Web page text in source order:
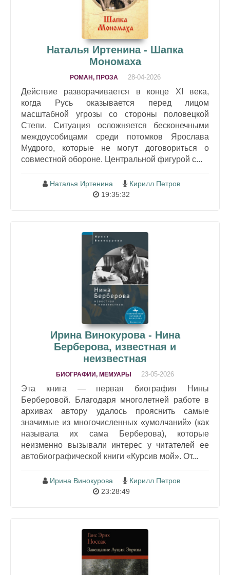
Наталья Иртенина - Шапка
Мономаха
РОМАН, ПРОЗА 28-04-2026
Действие разворачивается в конце XI века,
когда Русь оказывается перед лицом
масштабной угрозы со стороны половецкой
Степи. Ситуация осложняется бесконечными
междоусобицами среди потомков Ярослава
Мудрого, которые не могут договориться о
совместной обороне. Центральной фигурой с...
Наталья Иртенина
Кирилл Петров
19:35:32
Ирина Винокурова - Нина
Берберова, известная и
неизвестная
БИОГРАФИИ, МЕМУАРЫ 23-05-2026
Эта книга — первая биография Нины
Берберовой. Благодаря многолетней работе в
архивах автору удалось прояснить самые
значимые из многочисленных «умолчаний» (как
называла их сама Берберова), которые
неизменно вызывали интерес у читателей ее
автобиографической книги «Курсив мой». От...
Ирина Винокурова
Кирилл Петров
23:28:49